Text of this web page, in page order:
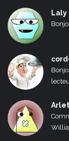
Laly